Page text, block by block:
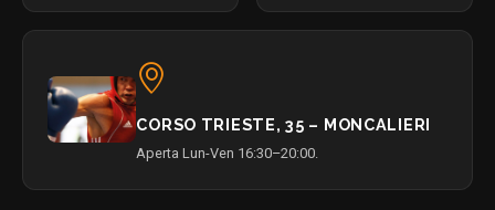
CORSO TRIESTE, 35 – MONCALIERI
Aperta Lun-Ven 16:30–20:00.